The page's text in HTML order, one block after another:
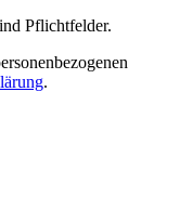
Pflichtfelder.
.